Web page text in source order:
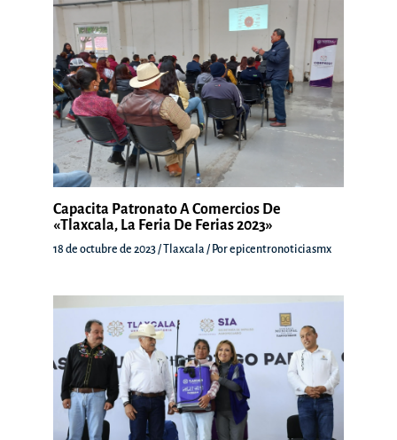
Capacita Patronato A Comercios De
«Tlaxcala, La Feria De Ferias 2023»
18 de octubre de 2023/ Tlaxcala / Porepicentronoticiasmx